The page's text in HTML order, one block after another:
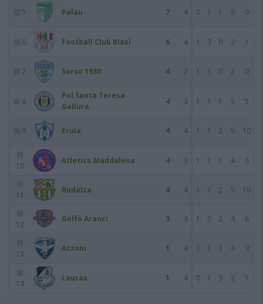
5 Palau 7 4 2 1 1 9 9
6 Football Club Biasì 6 4 1 3 0 2 1
7 Sorso 1930 4 2 1 1 0 2 0
8
Pol Santa Teresa
Gallura
4 3 1 1 1 5 5
9 Erula 4 4 1 1 2 9 10
10
Atletico Maddalena 4 3 1 1 1 4 6
11
Rudalza 4 4 1 1 2 5 10
12
Golfo Aranci 3 3 1 0 2 4 6
13
Azzani 1 4 0 1 3 4 9
14
Lauras 1 4 0 1 3 2 7